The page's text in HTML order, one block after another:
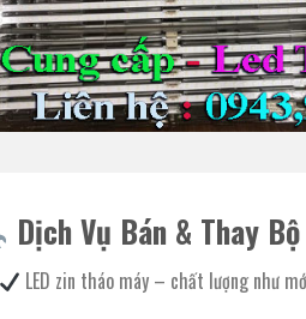
Dịch Vụ Bán & Thay
LED zin tháo máy – chất lượng như